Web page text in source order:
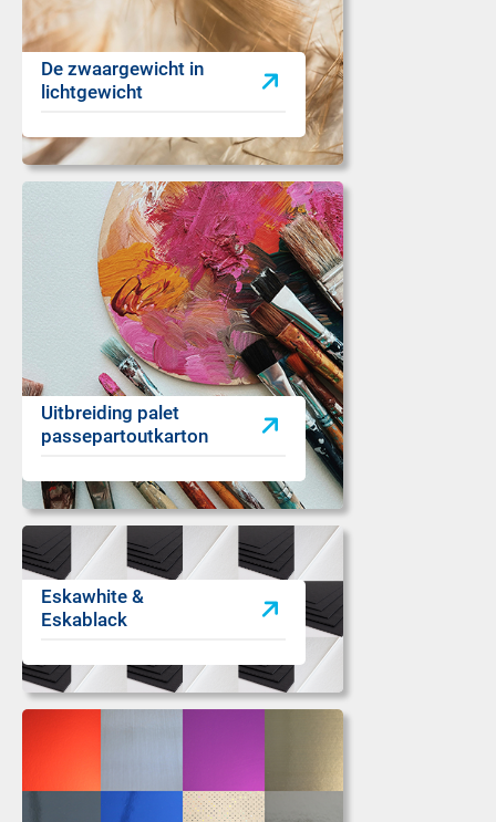
De zwaargewicht in
lichtgewicht
Uitbreiding palet
passepartoutkarton
Eskawhite &
Eskablack